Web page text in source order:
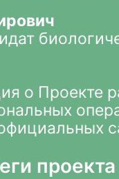
о Проекте
проекта